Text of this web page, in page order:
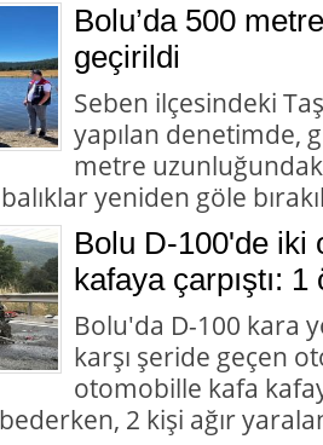
Bolu’da 500
geçirildi
Seben ilçesindeki
yapılan denetimde,
metre
yeniden göle
Bolu D-100'de iki
kafaya çarpıştı: 1
Bolu'da D-100 kara
karşı şeride geçen
otomobille kafa
2 kişi ağır